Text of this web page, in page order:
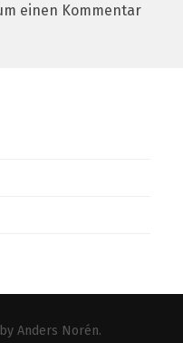
einen Kommentar
Anders Norén.